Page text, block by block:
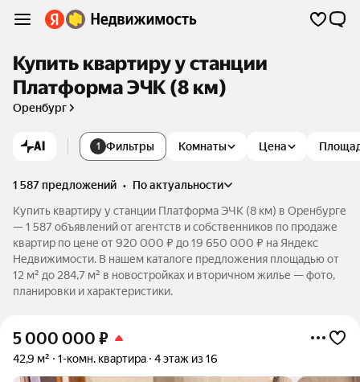
Купить квартиру у станции
Платформа ЭЧК (8 км)
Оренбург
AI 1 Фильтры Комнаты Цена
1 587 предложений •
по актуальности
Купить квартиру у станции Платформа ЭЧК (8 км) в Оренбурге
— 1 587 объявлений от агентств и собственников по продаже
квартир по цене от 920 000 ₽ до 19 650 000 ₽ на Яндекс
Недвижимости. В нашем каталоге предложения площадью от
12 м² до 284,7 м² в новостройках и вторичном жилье — фото,
планировки и характеристики.
5 000 000 ₽
42,9 м² 1-комн. квартира 4 этаж из 16